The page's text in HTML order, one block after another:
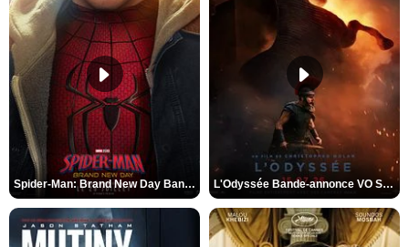
Spider-Man: Brand New Day Bande-annonce VO STFR L'Odyssée Bande-annonce VO STFR